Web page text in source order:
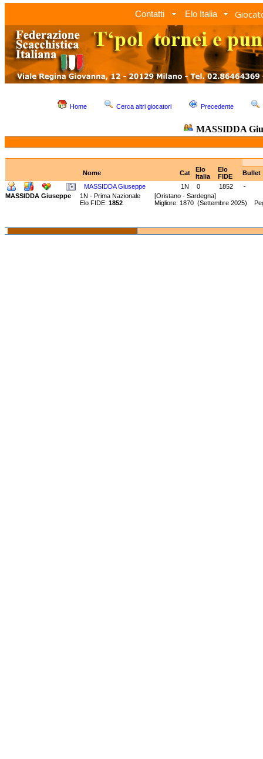
Contatti Elo Italia
Home Cerca altri giocatori Precedente
MASSIDDA
Nome Cat
Elo
Italia
Elo
FIDE
Bullet
MASSIDDA Giuseppe
1N 0 1852
-
MASSIDDA Giuseppe
1N - Prima Nazionale [Oristano - Sardegna]
Elo FIDE: 1852 Migliore: 1870 (Settembre 2025)